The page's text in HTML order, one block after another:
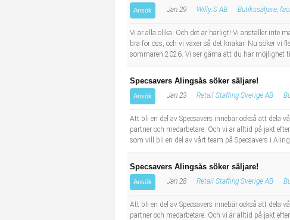
Ansök Jan 29 Willy:S AB Butikssäljare,
Vi är alla olika. Och det är härligt! Vi anställer inte
bra för oss, och vi växer så det knakar. Nu söker vi
sommaren 2026. Vi ser gärna att du har möjlighet
Specsavers Alingsås söker säljare!
Ansök Jan 23 Retail Staffing Sverige AB
Att bli en del av Specsavers innebär också att dela
partner och medarbetare. Och vi är alltid på jakt
som vill bli en del av vårt team på Specsavers i
Specsavers Alingsås söker säljare!
Ansök Jan 28 Retail Staffing Sverige AB
Att bli en del av Specsavers innebär också att dela
partner och medarbetare. Och vi är alltid på jakt